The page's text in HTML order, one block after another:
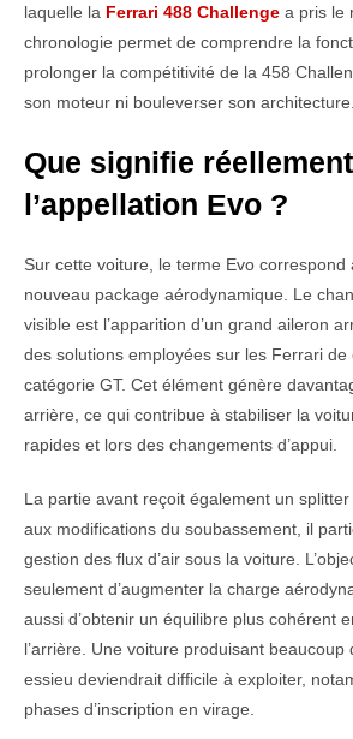
laquelle la Ferrari 488 Challenge a pris le
chronologie permet de comprendre la
prolonger la compétitivité de la 458
son moteur ni bouleverser son architecture.
Que signifie réellement
l’appellation Evo ?
Sur cette voiture, le terme Evo correspond
nouveau package aérodynamique. Le
visible est l’apparition d’un grand aileron
des solutions employées sur les Ferrari de
catégorie GT. Cet élément génère
arrière, ce qui contribue à stabiliser la
rapides et lors des changements d’appui.
La partie avant reçoit également un
aux modifications du soubassement, il
gestion des flux d’air sous la voiture.
seulement d’augmenter la charge
aussi d’obtenir un équilibre plus cohérent
l’arrière. Une voiture produisant beaucoup
essieu deviendrait difficile à exploiter,
phases d’inscription en virage.